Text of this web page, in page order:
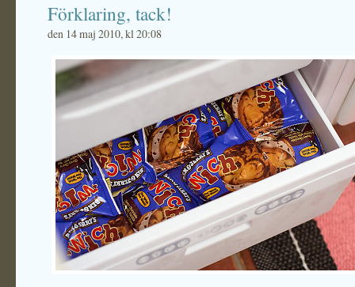
Förklaring, tack!
den 14 maj 2010, kl 20:08